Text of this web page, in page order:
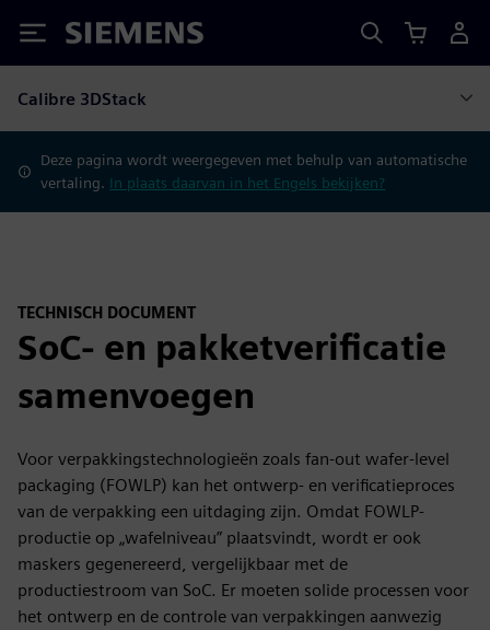
Siemens
Calibre 3DStack
Deze pagina wordt weergegeven met behulp van automatische
vertaling. In plaats daarvan in het Engels bekijken?
TECHNISCH DOCUMENT
SoC- en pakketverificatie
samenvoegen
Voor verpakkingstechnologieën zoals fan-out wafer-level
packaging (FOWLP) kan het ontwerp- en verificatieproces
van de verpakking een uitdaging zijn. Omdat FOWLP-
productie op „wafelniveau” plaatsvindt, wordt er ook
maskers gegenereerd, vergelijkbaar met de
productiestroom van SoC. Er moeten solide processen voor
het ontwerp en de controle van verpakkingen aanwezig